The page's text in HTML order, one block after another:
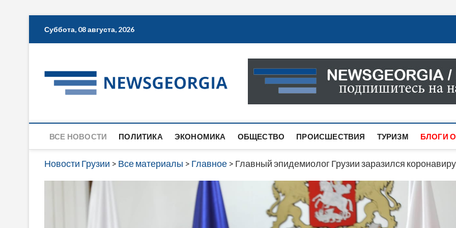
Суббота, 08 августа, 2026
Новости Грузии
САМАЯ АКТУАЛЬНАЯ ИНФОРМАЦИЯ О СОБЫТИЯХ
САЙТЕ ВЫ НАЙДЕТЕ НОВОСТИ ПОЛИТИКИ,
ВСЕ НОВОСТИ ПОЛИТИКА ЭКОНОМИКА ОБЩЕСТВО ПРОИСШЕСТВИЯ ТУРИЗМ БЛОГИ
Новости Грузии > Все материалы > Главное > Главный эпидемиолог Грузии заразился